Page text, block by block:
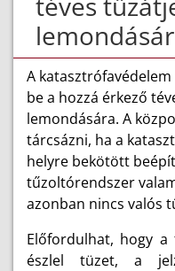
A
be a hozzá érkező
lemondására. A
tárcsázni, ha a
helyre bekötött
tűzoltórendszer
azonban nincs valós
Előfordulhat, hogy a
észlel tüzet, a